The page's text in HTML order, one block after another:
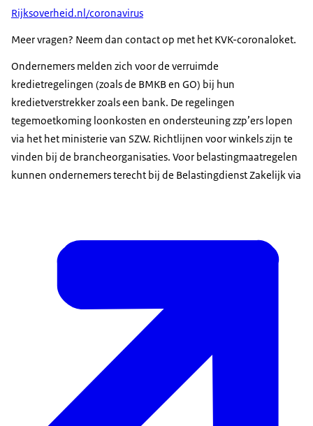
Rijksoverheid.nl/coronavirus
Meer vragen? Neem dan contact op met het KVK-coronaloket.
Ondernemers melden zich voor de verruimde
kredietregelingen (zoals de BMKB en GO) bij hun
kredietverstrekker zoals een bank. De regelingen
tegemoetkoming loonkosten en ondersteuning zzp’ers lopen
via het het ministerie van SZW. Richtlijnen voor winkels zijn te
vinden bij de brancheorganisaties. Voor belastingmaatregelen
kunnen ondernemers terecht bij de Belastingdienst Zakelijk via